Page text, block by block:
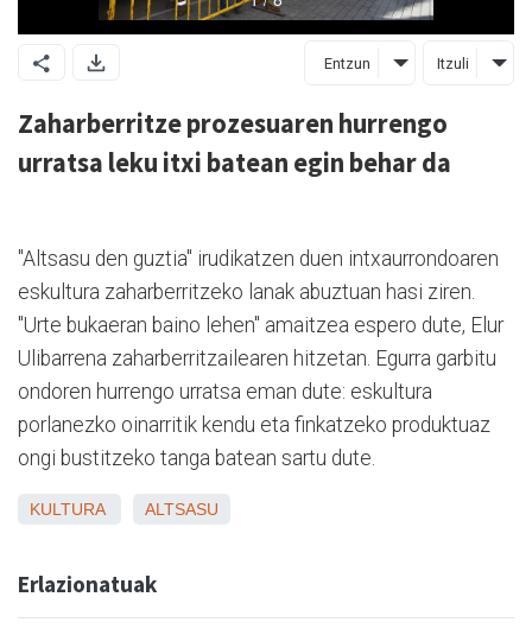
Entzun Itzuli
Zaharberritze prozesuaren hurrengo
urratsa leku itxi batean egin behar da
"Altsasu den guztia" irudikatzen duen intxaurrondoaren
eskultura zaharberritzeko lanak abuztuan hasi ziren
"Urte bukaeran baino lehen" amaitzea espero dute, Elur
Ulibarrena zaharberritzailearen hitzetan Egurra garbitu
ondoren hurrengo urratsa eman dute: eskultura
porlanezko oinarritik kendu eta finkatzeko produktuaz
ongi bustitzeko tanga batean sartu dute
KULTURA ALTSASU
Erlazionatuak